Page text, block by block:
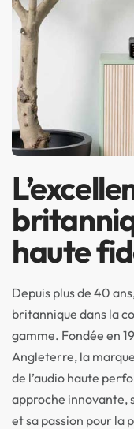
haute
Depuis plus de 40
britannique dans la
gamme. Fondée en
Angleterre, la
de l’audio haute
approche innovante,
et sa passion pour la